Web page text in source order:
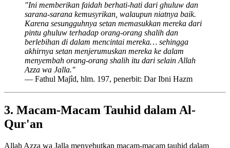
"Ini memberikan faidah berhati-hati dari ghuluw dan
sarana-sarana kemusyrikan, walaupun niatnya baik.
Karena sesungguhnya setan memasukkan mereka dari
pintu ghuluw terhadap orang-orang shalih dan
berlebihan di dalam mencintai mereka… sehingga
akhirnya setan menjerumuskan mereka ke dalam
menyembah orang-orang shalih itu dari selain Allah
Azza wa Jalla."
— Fathul Majîd, hlm. 197, penerbit: Dar Ibni Hazm
3. Macam-Macam Tauhid dalam Al-
Qur'an
Allah Azza wa Jalla menyebutkan macam-macam tauhid dalam